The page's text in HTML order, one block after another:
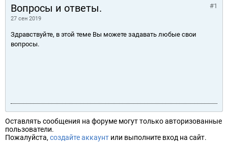
Вопросы и ответы.
27 сен 2019
#1
Здравствуйте, в этой теме Вы можете задавать любые свои
вопросы.
Оставлять сообщения на форуме могут только авторизованные
пользователи.
Пожалуйста, создайте аккаунт или выполните вход на сайт.